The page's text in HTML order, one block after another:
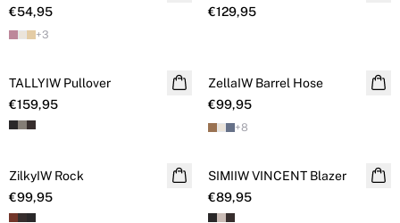
€54,95
+3
€129,95
NEUHEITEN
TALLYIW Pullover
€159,95
NEUHEITEN
ZellaIW Barrel Hose
€99,95
+8
NEUHEITEN
ZilkyIW Rock
€99,95
NEUHEITEN
SIMIIW VINCENT Blazer
€89,95